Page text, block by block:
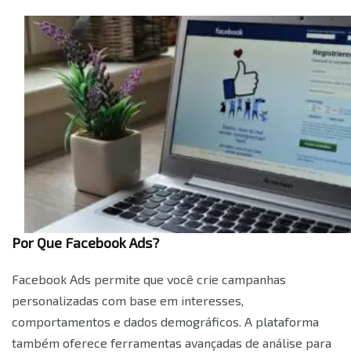
Por Que Facebook Ads?
Facebook Ads permite que você crie campanhas
personalizadas com base em interesses,
comportamentos e dados demográficos. A plataforma
também oferece ferramentas avançadas de análise para